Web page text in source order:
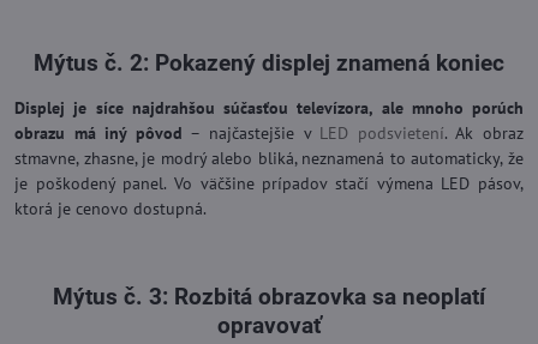
Mýtus č. 2: Pokazený displej znamená koniec
Displej je síce najdrahšou súčasťou televízora, ale mnoho porúch
obrazu má iný pôvod – najčastejšie v LED podsvietení. Ak obraz
stmavne, zhasne, je modrý alebo bliká, neznamená to automaticky, že
je poškodený panel. Vo väčšine prípadov stačí výmena LED pásov,
ktorá je cenovo dostupná.
Mýtus č. 3: Rozbitá obrazovka sa neoplatí
opravovať